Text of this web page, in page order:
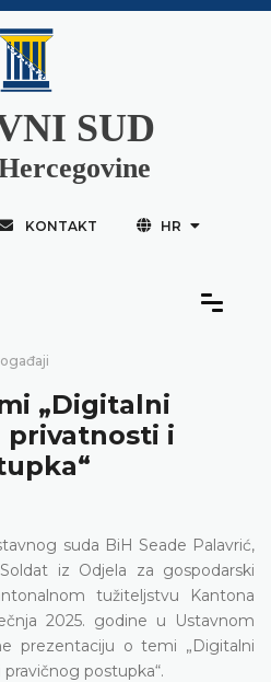
SUD
KONTAKT HR
„Digitalni
privatnosti i
suda BiH Seade Palavrić,
iz Odjela za gospodarski
tužiteljstvu Kantona
2025. godine u Ustavnom
prezentaciju o temi „Digitalni
postupka“.